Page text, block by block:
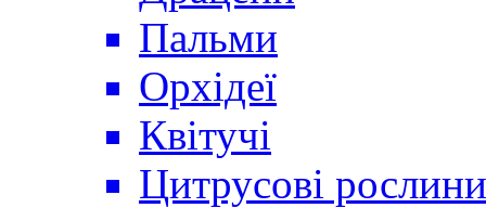
Пальми
Орхідеї
Квітучі
Цитрусові рослини